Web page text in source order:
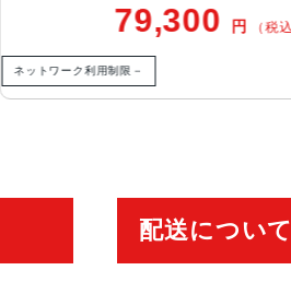
生体認証
79,300 円 （税
ネットワーク利用制限－
配送について